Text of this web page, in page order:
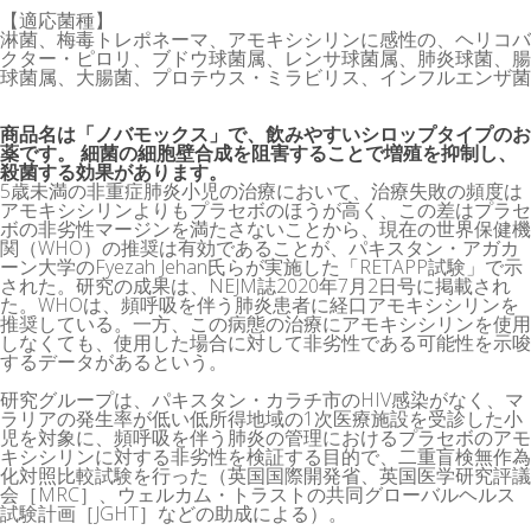
【適応菌種】
淋菌、梅毒トレポネーマ、アモキシシリンに感性の、ヘリコバ
クター・ピロリ、ブドウ球菌属、レンサ球菌属、肺炎球菌、腸
球菌属、大腸菌、プロテウス・ミラビリス、インフルエンザ菌
商品名は「ノバモックス」で、飲みやすいシロップタイプのお
薬です。 細菌の細胞壁合成を阻害することで増殖を抑制し、
殺菌する効果があります。
5歳未満の非重症肺炎小児の治療において、治療失敗の頻度は
アモキシシリンよりもプラセボのほうが高く、この差はプラセ
ボの非劣性マージンを満たさないことから、現在の世界保健機
関（WHO）の推奨は有効であることが、パキスタン・アガカ
ーン大学のFyezah Jehan氏らが実施した「RETAPP試験」で示
された。研究の成果は、NEJM誌2020年7月2日号に掲載され
た。WHOは、頻呼吸を伴う肺炎患者に経口アモキシシリンを
推奨している。一方、この病態の治療にアモキシシリンを使用
しなくても、使用した場合に対して非劣性である可能性を示唆
するデータがあるという。
研究グループは、パキスタン・カラチ市のHIV感染がなく、マ
ラリアの発生率が低い低所得地域の1次医療施設を受診した小
児を対象に、頻呼吸を伴う肺炎の管理におけるプラセボのアモ
キシシリンに対する非劣性を検証する目的で、二重盲検無作為
化対照比較試験を行った（英国国際開発省、英国医学研究評議
会［MRC］、ウェルカム・トラストの共同グローバルヘルス
試験計画［JGHT］などの助成による）。